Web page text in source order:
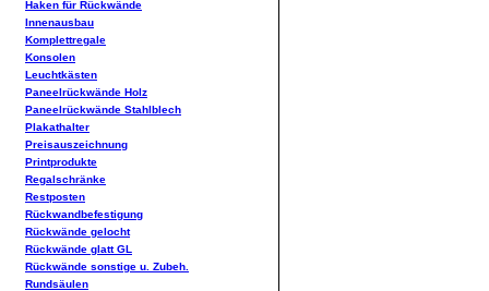
Haken für Rückwände
Innenausbau
Komplettregale
Konsolen
Leuchtkästen
Paneelrückwände Holz
Paneelrückwände Stahlblech
Plakathalter
Preisauszeichnung
Printprodukte
Regalschränke
Restposten
Rückwandbefestigung
Rückwände gelocht
Rückwände glatt GL
Rückwände sonstige u. Zubeh.
Rundsäulen